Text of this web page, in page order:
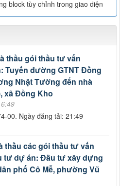
block tùy chỉnh trong giao diện
thầu gói thầu tư vấn
Tuyến đường GTNT Đồng
Nhật Tường đến nhà
xã Đồng Kho
00. Ngày đăng tải: 21:49
thầu các gói thầu tư vấn
tư dự án: Đầu tư xây dựng
phố Cô Mễ, phường Vũ